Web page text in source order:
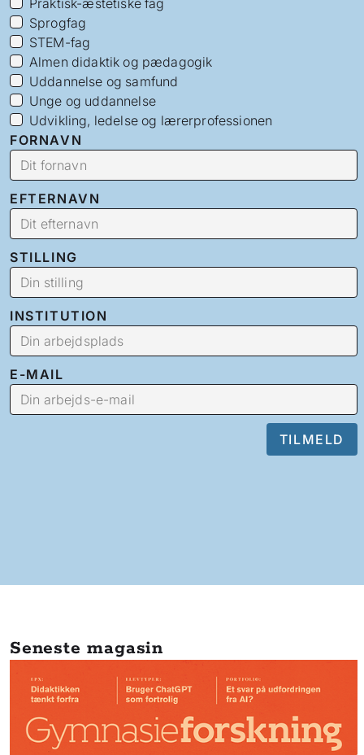
Praktisk-æstetiske fag
Sprogfag
STEM-fag
Almen didaktik og pædagogik
Uddannelse og samfund
Unge og uddannelse
Udvikling, ledelse og lærerprofessionen
FORNAVN
EFTERNAVN
STILLING
INSTITUTION
E-MAIL
Seneste magasin